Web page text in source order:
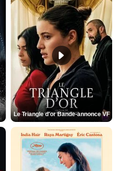
Le Triangle d'or Bande-annonce VF